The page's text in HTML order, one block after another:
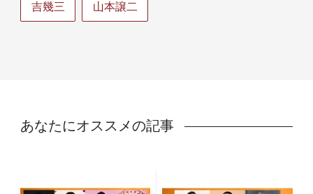
吉幾三 山本譲二
あなたにオススメの記事